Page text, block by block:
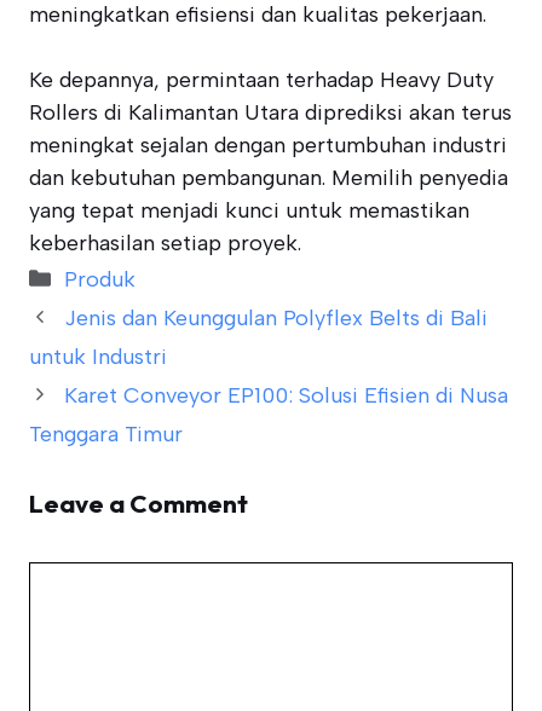
meningkatkan efisiensi dan kualitas pekerjaan.
Ke depannya, permintaan terhadap Heavy Duty
Rollers di Kalimantan Utara diprediksi akan terus
meningkat sejalan dengan pertumbuhan industri
dan kebutuhan pembangunan. Memilih penyedia
yang tepat menjadi kunci untuk memastikan
keberhasilan setiap proyek.
Categories
Produk
Jenis dan Keunggulan Polyflex Belts di Bali
untuk Industri
Karet Conveyor EP100: Solusi Efisien di Nusa
Tenggara Timur
Leave a Comment